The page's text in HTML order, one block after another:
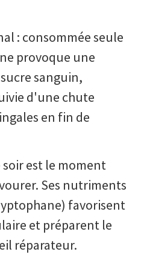
: consommée seule
provoque une
sanguin,
d'une chute
en fin de
est le moment
Ses nutriments
favorisent
et préparent le
réparateur.